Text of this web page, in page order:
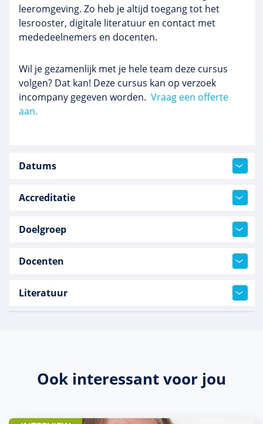
leeromgeving. Zo heb je altijd toegang tot het
lesrooster, digitale literatuur en contact met
mededeelnemers en docenten.
Wil je gezamenlijk met je hele team deze cursus
volgen? Dat kan! Deze cursus kan op verzoek
incompany gegeven worden. Vraag een offerte
aan.
Datums
Accreditatie
Doelgroep
Docenten
Literatuur
Ook interessant voor jou